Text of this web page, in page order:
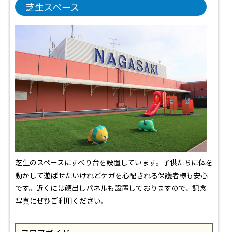
芝生スペース
芝生のスペースにすべり台を設置しています。子供たちに体を
動かして遊ばせたいけれどケガを心配される保護者様も安心
です。近くには顔出しパネルも設置しておりますので、記念
写真にぜひご利用ください。